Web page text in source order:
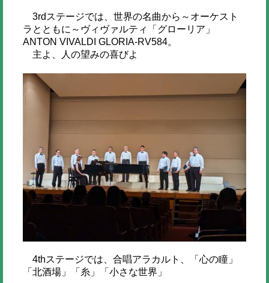
3rdステージでは、世界の名曲から～オーケスト
ラとともに～ヴィヴァルティ「グローリア」
ANTON VIVALDI GLORIA-RV584。
主よ、人の望みの喜びよ
4thステージでは、合唱アラカルト、「心の瞳」
「北酒場」「糸」「小さな世界」